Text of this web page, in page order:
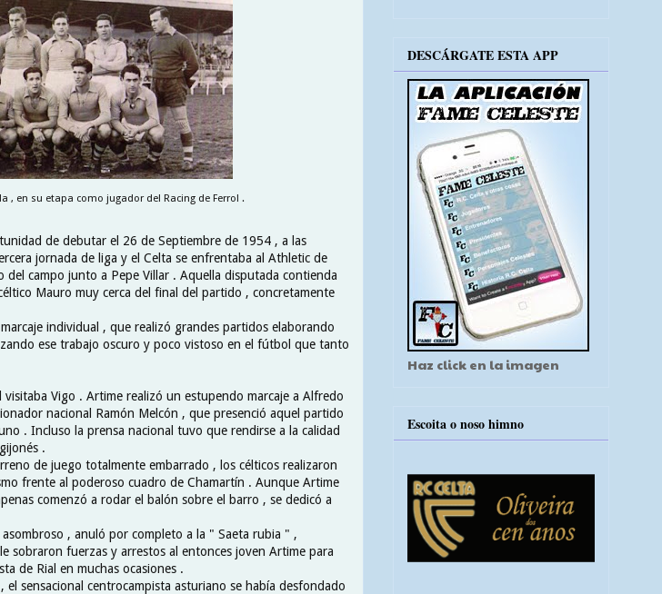
, en su etapa como jugador del Racing de Ferrol .
de debutar el 26 de Septiembre de 1954 , a las
jornada de liga y el Celta se enfrentaba al Athletic de
del campo junto a Pepe Villar . Aquella disputada contienda
Mauro muy cerca del final del partido , concretamente
individual , que realizó grandes partidos elaborando
ese trabajo oscuro y poco vistoso en el fútbol que tanto
Vigo . Artime realizó un estupendo marcaje a Alfredo
nacional Ramón Melcón , que presenció aquel partido
. Incluso la prensa nacional tuvo que rendirse a la calidad
.
de juego totalmente embarrado , los célticos realizaron
frente al poderoso cuadro de Chamartín . Aunque Artime
comenzó a rodar el balón sobre el barro , se dedicó a
, anuló por completo a la " Saeta rubia " ,
sobraron fuerzas y arrestos al entonces joven Artime para
de Rial en muchas ocasiones .
el sensacional centrocampista asturiano se había desfondado
DESCÁRGATE ESTA APP
Haz click en la imagen
Escoita o noso himno